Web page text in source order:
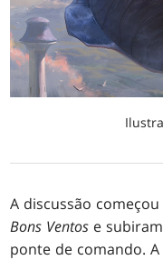
A discussão
Bons Ventos e
ponte de comando.